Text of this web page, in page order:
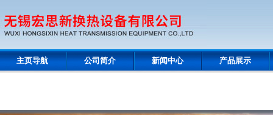
主页导航 公司简介 新闻中心 产品展示